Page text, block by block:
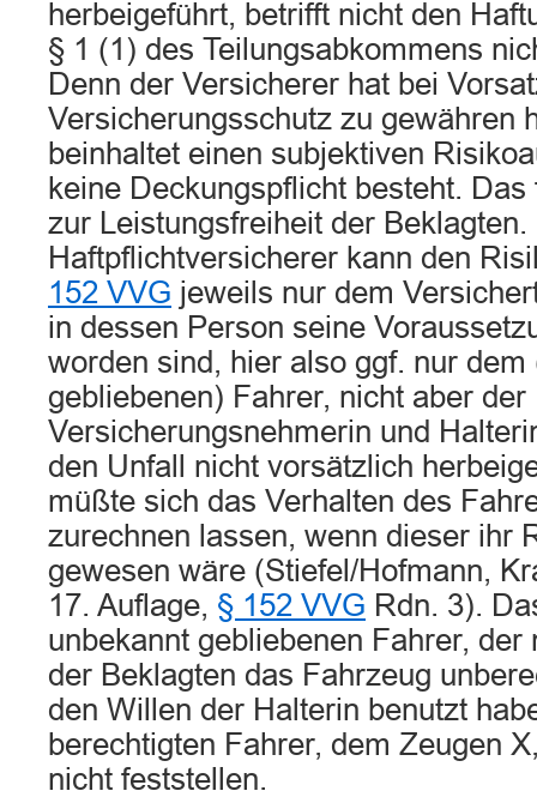
herbeigeführt, betrifft nicht den
§ 1 (1) des Teilungsabkommens
Denn der Versicherer hat bei
Versicherungsschutz zu gewähren
beinhaltet einen subjektiven
keine Deckungspflicht besteht.
zur Leistungsfreiheit der Beklagten.
Haftpflichtversicherer kann den
152 VVG jeweils nur dem
in dessen Person seine
worden sind, hier also ggf. nur dem
gebliebenen) Fahrer, nicht aber der
Versicherungsnehmerin und
den Unfall nicht vorsätzlich
müßte sich das Verhalten des
zurechnen lassen, wenn dieser ihr
gewesen wäre (Stiefel/Hofmann,
17. Auflage, § 152 VVG Rdn. 3).
unbekannt gebliebenen Fahrer,
der Beklagten das Fahrzeug
den Willen der Halterin benutzt
berechtigten Fahrer, dem Zeugen
nicht feststellen.